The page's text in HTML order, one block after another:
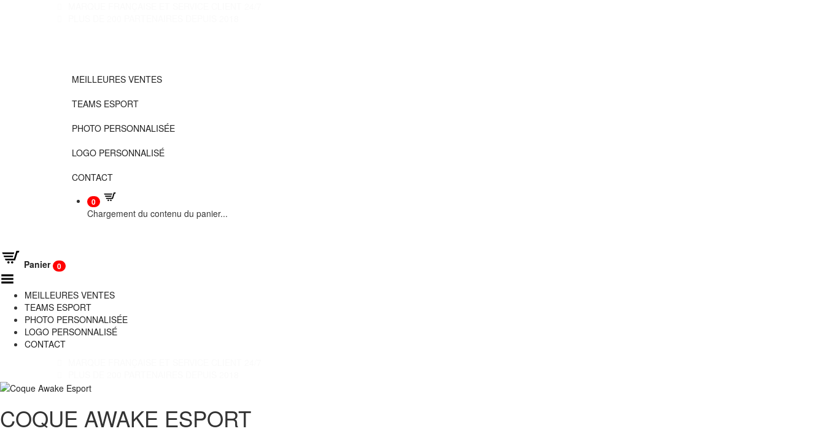
MEILLEURES VENTES
TEAMS ESPORT
PHOTO PERSONNALISÉE
LOGO PERSONNALISÉ
CONTACT
0
Chargement du contenu du panier...
Panier 0
MEILLEURES VENTES
TEAMS ESPORT
PHOTO PERSONNALISÉE
LOGO PERSONNALISÉ
CONTACT
COQUE AWAKE ESPORT